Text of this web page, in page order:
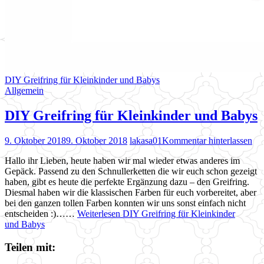
DIY Greifring für Kleinkinder und Babys
Allgemein
DIY Greifring für Kleinkinder und Babys
9. Oktober 20189. Oktober 2018 lakasa01Kommentar hinterlassen
Hallo ihr Lieben, heute haben wir mal wieder etwas anderes im
Gepäck. Passend zu den Schnullerketten die wir euch schon gezeigt
haben, gibt es heute die perfekte Ergänzung dazu – den Greifring.
Diesmal haben wir die klassischen Farben für euch vorbereitet, aber
bei den ganzen tollen Farben konnten wir uns sonst einfach nicht
entscheiden :)…… WeiterlesenDIY Greifring für Kleinkinder
und Babys
Teilen mit: